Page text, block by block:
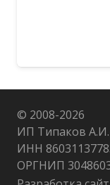
© 2008-2026
ИП Типаков А.И.
ИНН
ОРГНИП